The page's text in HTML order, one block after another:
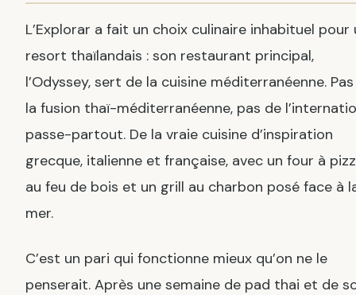
L’Explorar a fait un choix culinaire inhabituel pour
resort thaïlandais : son restaurant principal,
l’Odyssey, sert de la cuisine méditerranéenne.
la fusion thaï-méditerranéenne, pas de
passe-partout. De la vraie cuisine d’inspiration
grecque, italienne et française, avec un four à
au feu de bois et un grill au charbon posé face à
mer.
C’est un pari qui fonctionne mieux qu’on ne le
penserait. Après une semaine de pad thai et de